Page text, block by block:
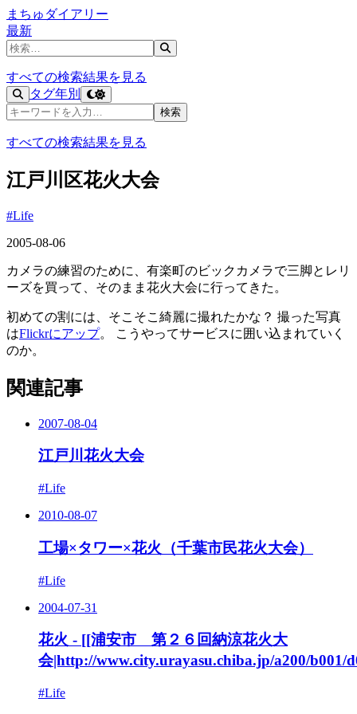
まちゅダイアリー
最新
記事を検索
すべての検索結果を見る
タグ年別
記事を検索
検索
すべての検索結果を見る
江戸川区花火大会
#Life
2005-08-06
カメラの練習のために、有楽町のビックカメラで三脚とレリ
ーズを買って、そのまま花火大会に行ってきた。
初めての割には、そこそこ綺麗に撮れたかな？ 撮った写真
はFlickrにアップ。 こうやってサービスに囲い込まれていく
のか。
関連記事
2007-08-04
江戸川花火大会
#Life
2010-08-07
工場×タワー×花火（千葉市民花火大会）
#Life
2004-07-31
花火 - [[浦安市 第２６回納涼花火大
会|http://www.city.urayasu.chiba.jp/a200/b001/
#Life